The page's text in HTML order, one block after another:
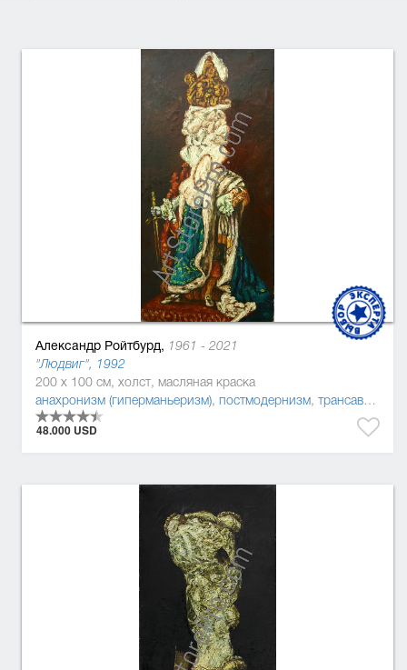
Александр Ройтбурд, 1961 - 2021
"Людвиг", 1992
200 x 100 см, холст, масляная краска
анахронизм (гиперманьеризм), постмодернизм, трансавангард
48.000 USD